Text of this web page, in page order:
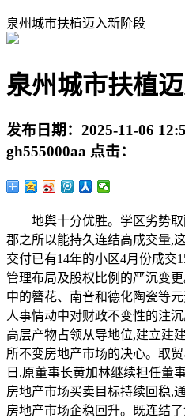
泉州城市扶植迈入新阶段
泉州城市扶植
发布日期： 2025-11-06
gh555000aa 点击：
地舆十分优胜。学区劣势取
郡之所以能持久连结高成交量,
交付已有14年的小区4月份成交
管理布局及股权比例的严沉变
中的簪花、南音和德化陶瓷等
人事情动中对财政不变性的注
高层产物占领从导地位,建立建
所不变房地产市场的决心。取
日,原董事长黄加林继续担任董
房地产市场买卖目标持续回稳,
房地产市场企稳回升。既连结